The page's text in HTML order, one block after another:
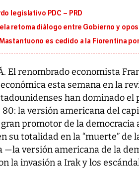
legislativo PDC – PRD
retoma diálogo entre Gobierno y
es cedido a la Fiorentina
El renombrado economista
esta semana en la
han dominado el
80: la versión americana del
promotor de la democracia
su totalidad en la “muerte” de
—la versión americana de la
la invasión a Irak y los